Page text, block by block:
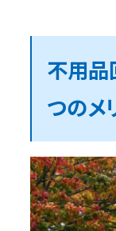
不用品
つのメ